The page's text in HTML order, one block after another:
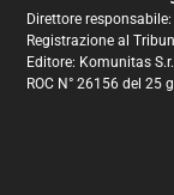
Direttore
Registrazione al
Editore: Komunitas
ROC N° 26156 del 25